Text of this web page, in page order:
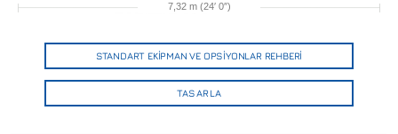
7,32 m (24′ 0″)
STANDART EKİPMAN VE OPSİYONLAR REHBERİ
TASARLA